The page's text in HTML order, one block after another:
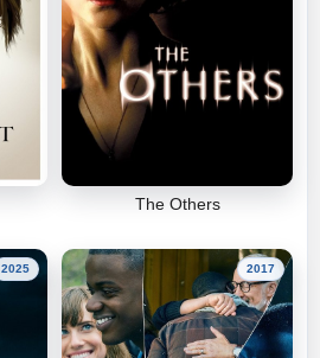
The Others
2025 2017